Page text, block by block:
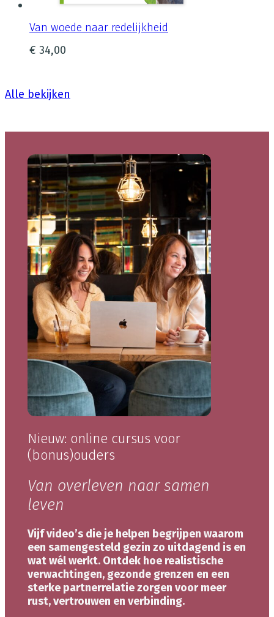
Van woede naar redelijkheid
€ 34,00
Alle bekijken
Nieuw: online cursus voor
(bonus)ouders
Van overleven naar samen
leven
Vijf video’s die je helpen begrijpen waarom
een samengesteld gezin zo uitdagend is en
wat wél werkt. Ontdek hoe realistische
verwachtingen, gezonde grenzen en een
sterke partnerrelatie zorgen voor meer
rust, vertrouwen en verbinding.